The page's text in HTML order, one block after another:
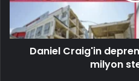
Daniel Craig'in
milyon